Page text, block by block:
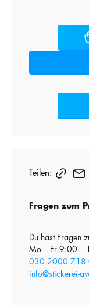
Teilen:
Fragen zum
Du hast Fragen
Mo – Fr 9:00 –
030 2000 718
info@stickerei-